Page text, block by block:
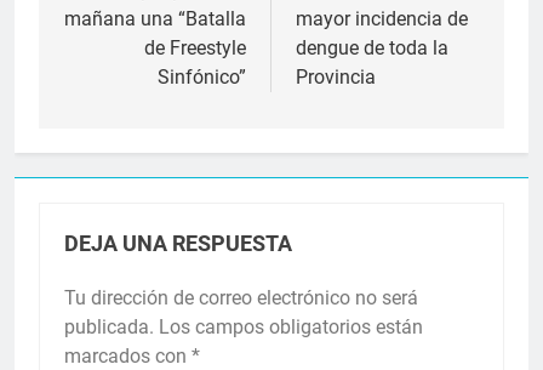
entradas
mañana una “Batalla
de Freestyle
Sinfónico”
mayor incidencia de
dengue de toda la
Provincia
DEJA UNA RESPUESTA
Tu dirección de correo electrónico no será
publicada. Los campos obligatorios están
marcados con *